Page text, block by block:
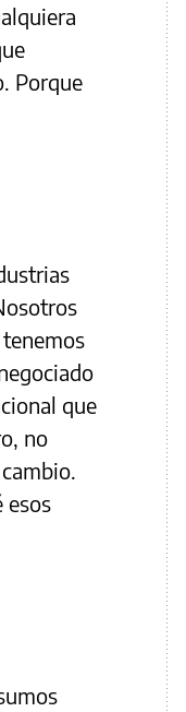
Porque
que
no
esos